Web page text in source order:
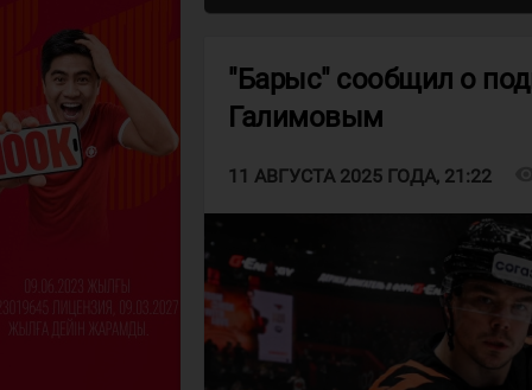
"Барыс" сообщил о
Галимовым
11 АВГУСТА 2025 ГОДА, 21:22